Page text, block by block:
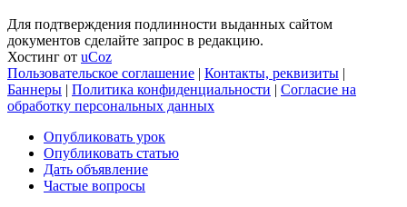
Для подтверждения подлинности выданных сайтом
документов сделайте запрос в редакцию.
Хостинг от uCoz
Пользовательское соглашение | Контакты, реквизиты |
Баннеры | Политика конфиденциальности | Согласие на
обработку персональных данных
Опубликовать урок
Опубликовать статью
Дать объявление
Частые вопросы